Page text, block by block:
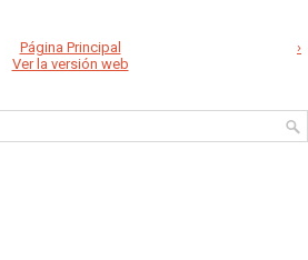
›
Página Principal
Ver la versión web